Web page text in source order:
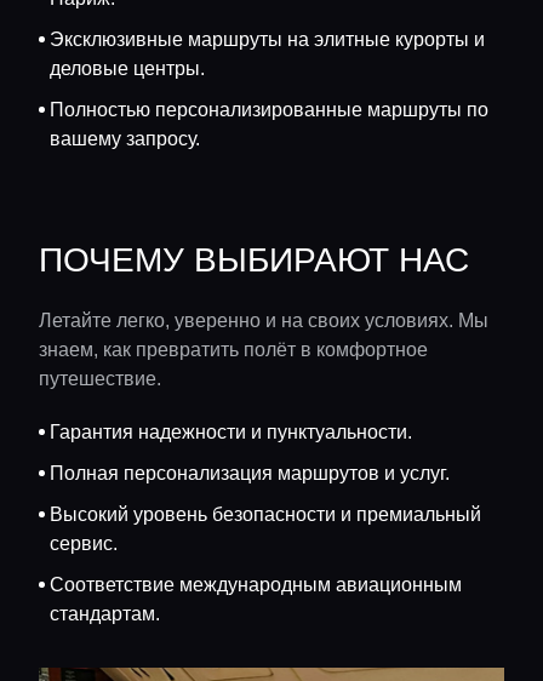
Эксклюзивные маршруты на элитные курорты и
деловые центры.
Полностью персонализированные маршруты по
вашему запросу.
ПОЧЕМУ ВЫБИРАЮТ НАС
Летайте легко, уверенно и на своих условиях. Мы
знаем, как превратить полёт в комфортное
путешествие.
Гарантия надежности и пунктуальности.
Полная персонализация маршрутов и услуг.
Высокий уровень безопасности и премиальный
сервис.
Соответствие международным авиационным
стандартам.